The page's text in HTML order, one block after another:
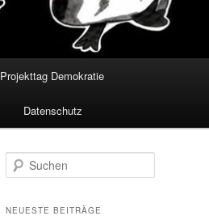
Projekttag Demokratie
Datenschutz
u
h
NEUESTE BEITRÄGE